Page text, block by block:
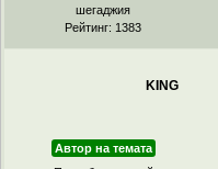
шегаджия
Рейтинг: 1383
KING
Автор на темата